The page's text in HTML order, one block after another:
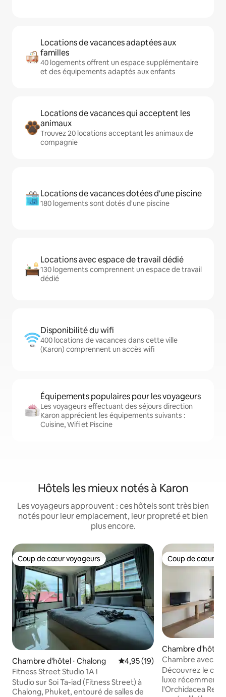
Locations de vacances adaptées aux
familles
40 logements offrent un espace supplémentaire
et des équipements adaptés aux enfants
Locations de vacances qui acceptent les
animaux
Trouvez 20 locations acceptant les animaux de
compagnie
Locations de vacances dotées d'une piscine
180 logements sont dotés d'une piscine
Locations avec espace de travail dédié
130 logements comprennent un espace de travail
dédié
Disponibilité du wifi
400 locations de vacances dans cette ville
(Karon) comprennent un accès wifi
Équipements populaires pour les voyageurs
Les voyageurs effectuant des séjours direction
Karon apprécient les équipements suivants :
Cuisine, Wifi et Piscine
Hôtels les mieux notés à Karon
Les voyageurs approuvent : ces hôtels sont très bien
notés pour leur emplacement, leur propreté et bien
plus encore.
Coup de cœur voyageurs
Coup de cœur voyageurs
Chambre d'hôtel ⋅ Chalong Évaluation moyenne sur la
4,95 (19)
Fitness Street Studio 1A !
Studio sur Soi Ta-iad (Fitness Street) à
Chalong, Phuket, entouré de salles de
Coup de cœur
Coup de cœur
Chambre d'hôtel
Chambre avec
déjeuner près de
Découvrez le
luxe récemment
l'Orchidacea